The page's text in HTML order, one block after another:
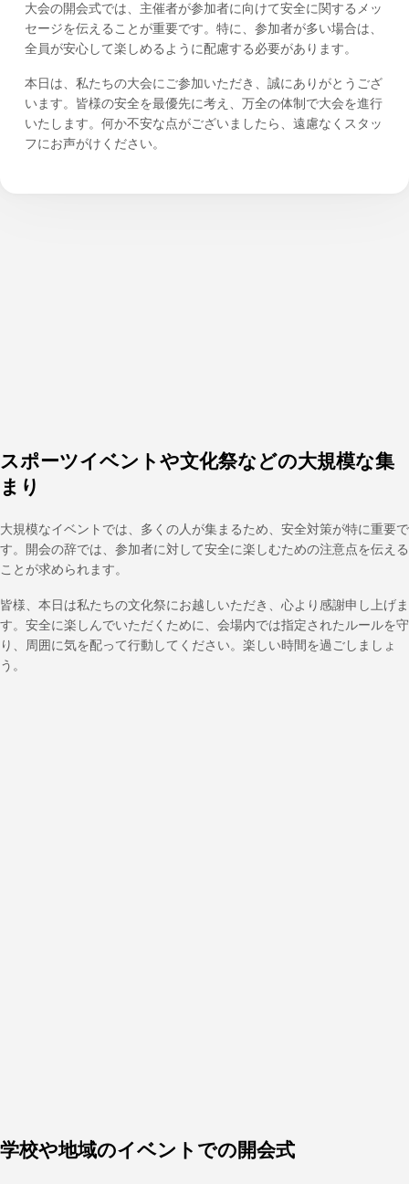
大会の開会式では、主催者が参加者に向けて安全に関するメッ
セージを伝えることが重要です。特に、参加者が多い場合は、
全員が安心して楽しめるように配慮する必要があります。
本日は、私たちの大会にご参加いただき、誠にありがとうござ
います。皆様の安全を最優先に考え、万全の体制で大会を進行
いたします。何か不安な点がございましたら、遠慮なくスタッ
フにお声がけください。
スポーツイベントや文化祭などの大規模な集
まり
大規模なイベントでは、多くの人が集まるため、安全対策が特に重要で
す。開会の辞では、参加者に対して安全に楽しむための注意点を伝える
ことが求められます。
皆様、本日は私たちの文化祭にお越しいただき、心より感謝申し上げま
す。安全に楽しんでいただくために、会場内では指定されたルールを守
り、周囲に気を配って行動してください。楽しい時間を過ごしましょ
う。
学校や地域のイベントでの開会式